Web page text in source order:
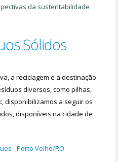
Sólidos
a reciclagem e a destinação
diversos, como pilhas,
disponibilizamos a seguir os
disponíveis na cidade de
- Porto Velho/RO